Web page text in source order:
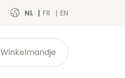
NL FR EN
Winkelmandje